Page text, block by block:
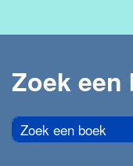
Zoek een
Zoek een boek